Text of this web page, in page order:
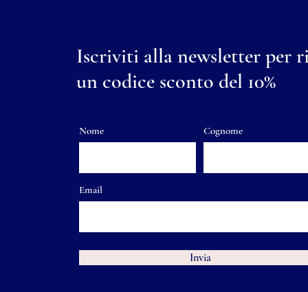
Iscriviti alla newsletter per
un codice sconto del 10%
Nome Cognome
Email
Invia